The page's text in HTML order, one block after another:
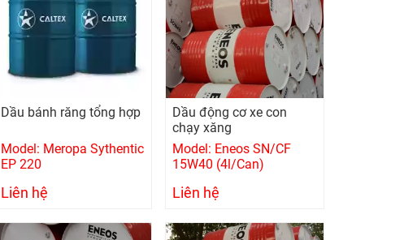
Dầu bánh răng tổng hợp
Model: Meropa Sythentic
EP 220
Liên hệ
Dầu động cơ xe con
chạy xăng
Model: Eneos SN/CF
15W40 (4l/Can)
Liên hệ